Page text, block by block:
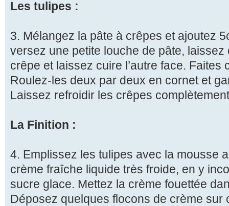
Les tulipes :
3. Mélangez la pâte à crêpes et ajoutez
versez une petite louche de pâte,
crêpe et laissez cuire l’autre face. Faites
Roulez-les deux par deux en cornet et
Laissez refroidir les crêpes
La Finition :
4. Emplissez les tulipes avec la mousse
crème fraîche liquide très froide, en y
sucre glace. Mettez la crème fouettée
Déposez quelques flocons de crème sur